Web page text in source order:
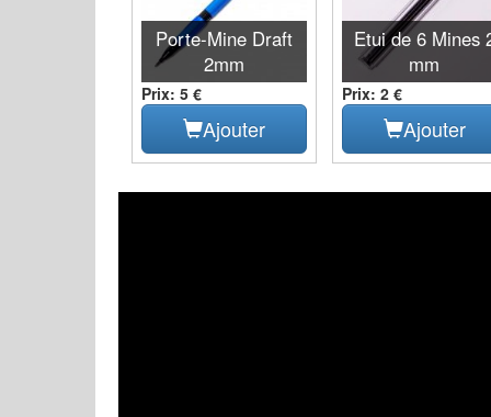
Porte-Mine Draft
2mm
Prix: 5 €
Ajouter
Etui de 6 Mines
mm
Prix: 2 €
Ajouter